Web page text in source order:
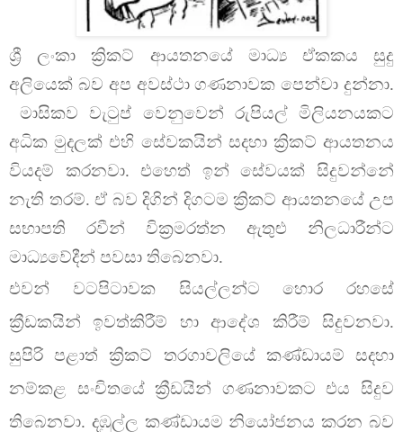
ශ්‍රී ලංකා ක්‍රිකට් ආයතනයේ මාධ්‍ය ඒකකය සුදු
අලියෙක් බව අප අවස්ථා ගණනාවක පෙන්වා දුන්නා.
මාසිකව වැටුප් වෙනුවෙන් රුපියල් මිලියනයකට
අධික මුදලක් එහි සේවකයින් සදහා ක්‍රිකට් ආයතනය
වියදම් කරනවා. එහෙත් ඉන් සේවයක් සිදුවන්නේ
නැති තරම්. ඒ බව දිගින් දිගටම ක්‍රිකට් ආයතනයේ උප
සභාපති රවීන් වික්‍රමරත්න ඇතුළු නිලධාරීන්ට
මාධ්‍යවේදීන් පවසා තිබෙනවා.
එවන් වටපිටාවක සියල්ලන්ට හොර රහසේ
ක්‍රීඩකයින් ඉවත්කිරීම් හා ආදේශ කිරීම් සිදුවනවා.
සුපිරි පළාත් ක්‍රිකට් තරගාවලියේ කණ්ඩායම් සදහා
නම්කළ සංචිතයේ ක්‍රීඩයින් ගණනාවකට එය සිදුව
තිබෙනවා. දඹුල්ල කණ්ඩායම නියෝජනය කරන බව